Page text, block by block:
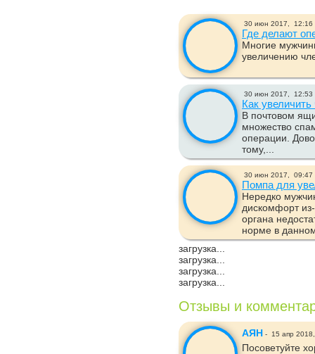
30 июн 2017, 12:16
Где делают
Многие
увеличению
30 июн 2017, 12:53
Как
В почтовом
множество
операции.
тому,...
30 июн 2017, 09:47
Помпа для
Нередко
дискомфорт
органа
норме в
загрузка...
загрузка...
загрузка...
загрузка...
Отзывы и
АЯН - 15 апр
Посоветуйте